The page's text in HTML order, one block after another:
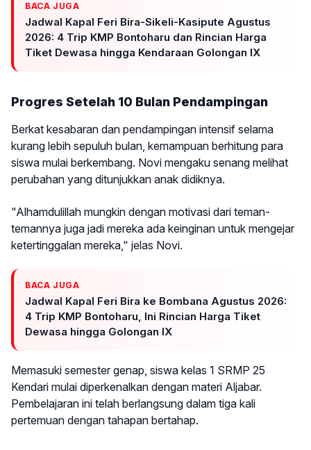
BACA JUGA
Jadwal Kapal Feri Bira-Sikeli-Kasipute Agustus
2026: 4 Trip KMP Bontoharu dan Rincian Harga
Tiket Dewasa hingga Kendaraan Golongan IX
Progres Setelah 10 Bulan Pendampingan
Berkat kesabaran dan pendampingan intensif selama
kurang lebih sepuluh bulan, kemampuan berhitung para
siswa mulai berkembang. Novi mengaku senang melihat
perubahan yang ditunjukkan anak didiknya.
"Alhamdulillah mungkin dengan motivasi dari teman-
temannya juga jadi mereka ada keinginan untuk mengejar
ketertinggalan mereka," jelas Novi.
BACA JUGA
Jadwal Kapal Feri Bira ke Bombana Agustus 2026:
4 Trip KMP Bontoharu, Ini Rincian Harga Tiket
Dewasa hingga Golongan IX
Memasuki semester genap, siswa kelas 1 SRMP 25
Kendari mulai diperkenalkan dengan materi Aljabar.
Pembelajaran ini telah berlangsung dalam tiga kali
pertemuan dengan tahapan bertahap.